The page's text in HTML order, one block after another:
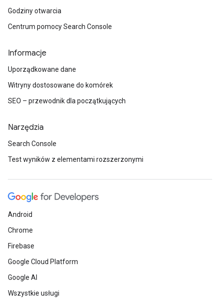
Godziny otwarcia
Centrum pomocy Search Console
Informacje
Uporządkowane dane
Witryny dostosowane do komórek
SEO – przewodnik dla początkujących
Narzędzia
Search Console
Test wyników z elementami rozszerzonymi
Android
Chrome
Firebase
Google Cloud Platform
Google AI
Wszystkie usługi